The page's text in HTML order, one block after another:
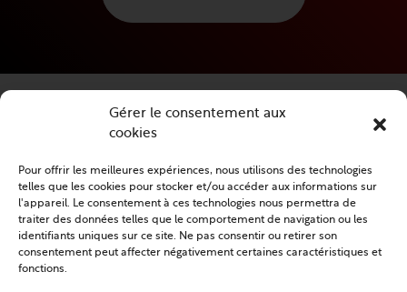
Gérer le consentement aux
cookies
Pour offrir les meilleures expériences, nous utilisons des technologies
telles que les cookies pour stocker et/ou accéder aux informations sur
l'appareil. Le consentement à ces technologies nous permettra de
traiter des données telles que le comportement de navigation ou les
identifiants uniques sur ce site. Ne pas consentir ou retirer son
consentement peut affecter négativement certaines caractéristiques et
fonctions.
Suivez nous sur